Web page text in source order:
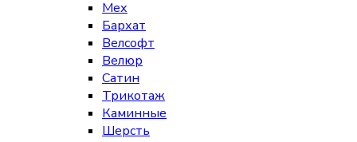
Мех
Бархат
Велсофт
Велюр
Сатин
Трикотаж
Каминные
Шерсть